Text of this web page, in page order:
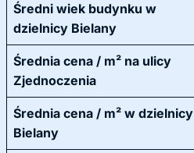
Średni wiek budynku w
dzielnicy Bielany
Średnia cena / m² na ulicy
Zjednoczenia
Średnia cena / m² w dzielnicy
Bielany